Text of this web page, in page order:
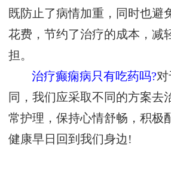
既防止了病情加重，同时也避
花费，节约了治疗的成本，减
担。
治疗癫痫病只有吃药吗?
同，我们应采取不同的方案去
常护理，保持心情舒畅，积极
健康早日回到我们身边!